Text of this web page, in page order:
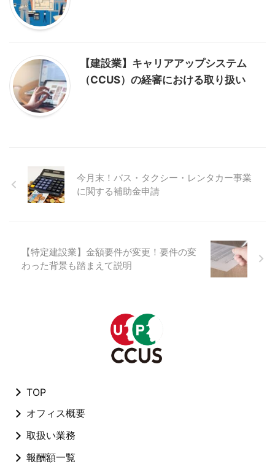
【建設業】キャリアアップシステム
（CCUS）の経審における取り扱い
今月末！バス・タクシー・レンタカー事業
に関する補助金申請
【特定建設業】金額要件が変更！要件の変
わった背景も踏まえて説明
TOP
オフィス概要
取扱い業務
報酬額一覧